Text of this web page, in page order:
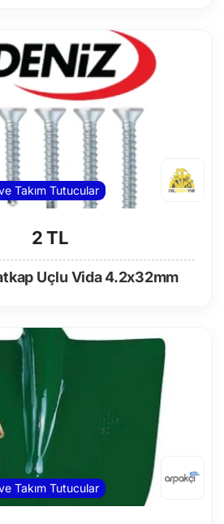
Takım Tutucular
2 TL
Uçlu Vida 4.2x32mm
Takım Tutucular